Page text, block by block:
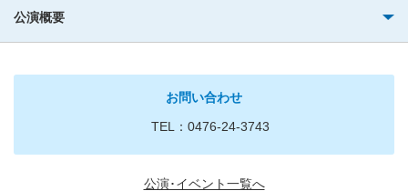
公演概要
お問い合わせ
TEL：0476-24-3743
公演･イベント一覧へ